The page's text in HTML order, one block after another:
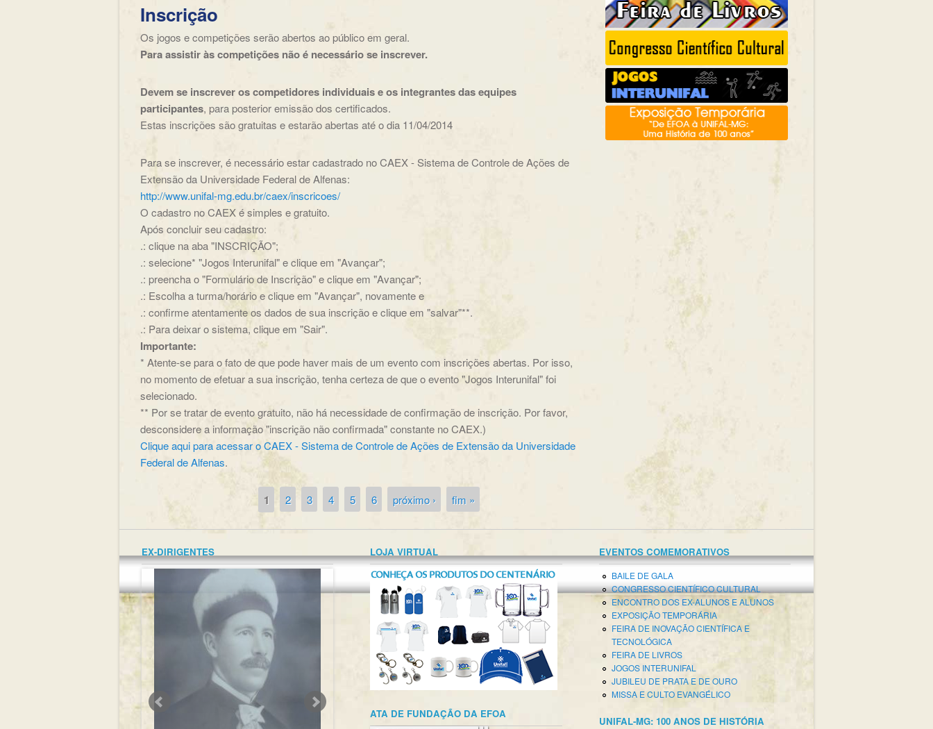
Inscrição
Os jogos e competições serão abertos ao público em geral.
Para assistir às competições não é necessário se inscrever.
Devem se inscrever os competidores individuais e os integrantes das equipes
participantes, para posterior emissão dos certificados.
Estas inscrições são gratuitas e estarão abertas até o dia 11/04/2014
Para se inscrever, é necessário estar cadastrado no CAEX - Sistema de Controle de Ações de
Extensão da Universidade Federal de Alfenas:
http://www.unifal-mg.edu.br/caex/inscricoes/
O cadastro no CAEX é simples e gratuito.
Após concluir seu cadastro:
.: clique na aba "INSCRIÇÃO";
.: selecione* "Jogos Interunifal" e clique em "Avançar";
.: preencha o "Formulário de Inscrição" e clique em "Avançar";
.: Escolha a turma/horário e clique em "Avançar", novamente e
.: confirme atentamente os dados de sua inscrição e clique em "salvar"**.
.: Para deixar o sistema, clique em "Sair".
Importante:
* Atente-se para o fato de que pode haver mais de um evento com inscrições abertas. Por isso,
no momento de efetuar a sua inscrição, tenha certeza de que o evento "Jogos Interunifal" foi
selecionado.
** Por se tratar de evento gratuito, não há necessidade de confirmação de inscrição. Por favor,
desconsidere a informação "inscrição não confirmada" constante no CAEX.)
Clique aqui para acessar o CAEX - Sistema de Controle de Ações de Extensão da Universidade
Federal de Alfenas.
1 2 3 4 5 6 próximo › fim »
EX-DIRIGENTES LOJA VIRTUAL
ATA DE FUNDAÇÃO DA EFOA
EVENTOS COMEMORATIVOS
BAILE DE GALA
CONGRESSO CIENTÍFICO CULTURAL
ENCONTRO DOS EX-ALUNOS E ALUNOS
EXPOSIÇÃO TEMPORÁRIA
FEIRA DE INOVAÇÃO CIENTÍFICA E
TECNOLÓGICA
FEIRA DE LIVROS
JOGOS INTERUNIFAL
JUBILEU DE PRATA E DE OURO
MISSA E CULTO EVANGÉLICO
UNIFAL-MG: 100 ANOS DE HISTÓRIA